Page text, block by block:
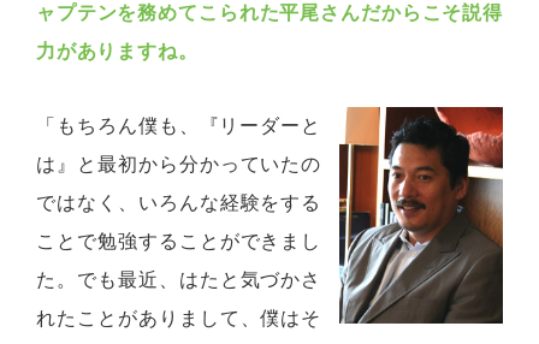
ャプテンを務めてこられた平尾さんだからこそ説得
力がありますね。
「もちろん僕も、『リーダーと
は』と最初から分かっていたの
ではなく、いろんな経験をする
ことで勉強することができまし
た。でも最近、はたと気づかさ
れたことがありまして、僕はそ